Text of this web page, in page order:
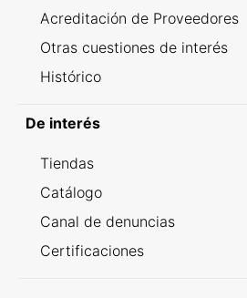
Acreditación de Proveedores
Otras cuestiones de interés
Histórico
De interés
Tiendas
Catálogo
Canal de denuncias
Certificaciones